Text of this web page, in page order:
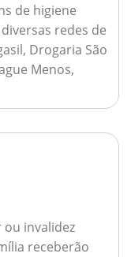
de higiene
redes de
Drogaria São
Menos,
ou invalidez
receberão